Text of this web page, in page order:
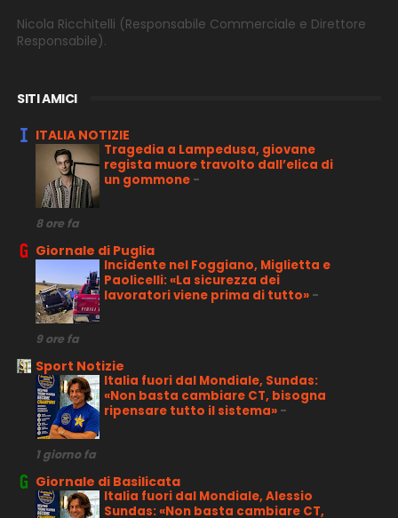
Nicola Ricchitelli (Responsabile Commerciale e Direttore
Responsabile).
SITI AMICI
ITALIA NOTIZIE
Tragedia a Lampedusa, giovane
regista muore travolto dall’elica di
un gommone -
8 ore fa
Giornale di Puglia
Incidente nel Foggiano, Miglietta e
Paolicelli: «La sicurezza dei
lavoratori viene prima di tutto» -
9 ore fa
Sport Notizie
Italia fuori dal Mondiale, Sundas:
«Non basta cambiare CT, bisogna
ripensare tutto il sistema» -
1 giorno fa
Giornale di Basilicata
Italia fuori dal Mondiale, Alessio
Sundas: «Non basta cambiare CT,